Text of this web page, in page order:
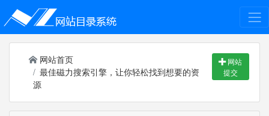
网站首页
最佳磁力搜索引擎，让你轻松找到想要的资
源
网站
提交